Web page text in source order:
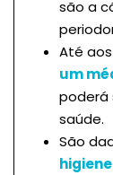
são a
Até
um
poderá
saúde.
São